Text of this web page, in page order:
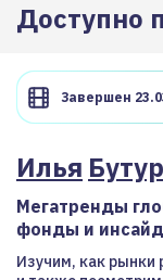
Доступно
Завершен
Илья
Мегатренды
фонды и
Изучим, как рынки